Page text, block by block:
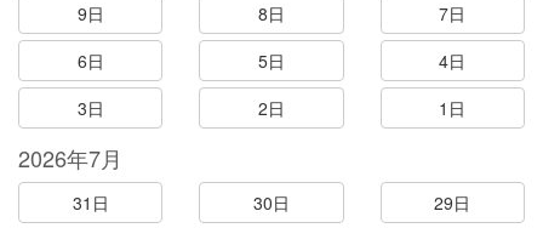
9日 8日
7日
6日
5日
4日
3日
2日 1日
2026年7月
31日 30日
29日